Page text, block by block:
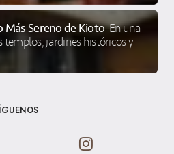
Sereno de Kioto En una
templos, jardines históricos y